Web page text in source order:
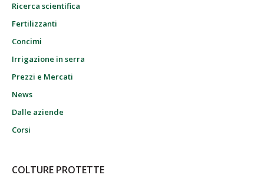
Ricerca scientifica
Fertilizzanti
Concimi
Irrigazione in serra
Prezzi e Mercati
News
Dalle aziende
Corsi
COLTURE PROTETTE